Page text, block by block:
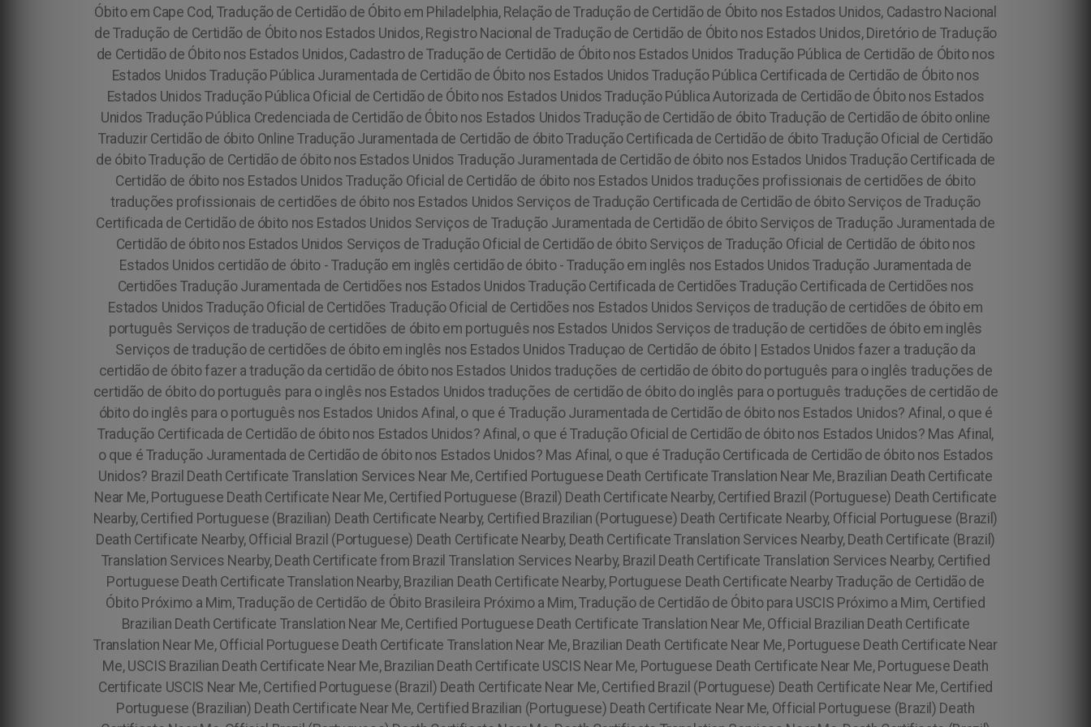
Óbito em Cape Cod, Tradução de Certidão de Óbito em Philadelphia, Relação de Tradução de Certidão de Óbito nos Estados Unidos, Cadastro Nacional
de Tradução de Certidão de Óbito nos Estados Unidos, Registro Nacional de Tradução de Certidão de Óbito nos Estados Unidos, Diretório de Tradução
de Certidão de Óbito nos Estados Unidos, Cadastro de Tradução de Certidão de Óbito nos Estados Unidos Tradução Pública de Certidão de Óbito nos
Estados Unidos Tradução Pública Juramentada de Certidão de Óbito nos Estados Unidos Tradução Pública Certificada de Certidão de Óbito nos
Estados Unidos Tradução Pública Oficial de Certidão de Óbito nos Estados Unidos Tradução Pública Autorizada de Certidão de Óbito nos Estados
Unidos Tradução Pública Credenciada de Certidão de Óbito nos Estados Unidos Tradução de Certidão de óbito Tradução de Certidão de óbito online
Traduzir Certidão de óbito Online Tradução Juramentada de Certidão de óbito Tradução Certificada de Certidão de óbito Tradução Oficial de Certidão
de óbito Tradução de Certidão de óbito nos Estados Unidos Tradução Juramentada de Certidão de óbito nos Estados Unidos Tradução Certificada de
Certidão de óbito nos Estados Unidos Tradução Oficial de Certidão de óbito nos Estados Unidos traduções profissionais de certidões de óbito
traduções profissionais de certidões de óbito nos Estados Unidos Serviços de Tradução Certificada de Certidão de óbito Serviços de Tradução
Certificada de Certidão de óbito nos Estados Unidos Serviços de Tradução Juramentada de Certidão de óbito Serviços de Tradução Juramentada de
Certidão de óbito nos Estados Unidos Serviços de Tradução Oficial de Certidão de óbito Serviços de Tradução Oficial de Certidão de óbito nos
Estados Unidos certidão de óbito - Tradução em inglês certidão de óbito - Tradução em inglês nos Estados Unidos Tradução Juramentada de
Certidões Tradução Juramentada de Certidões nos Estados Unidos Tradução Certificada de Certidões Tradução Certificada de Certidões nos
Estados Unidos Tradução Oficial de Certidões Tradução Oficial de Certidões nos Estados Unidos Serviços de tradução de certidões de óbito em
português Serviços de tradução de certidões de óbito em português nos Estados Unidos Serviços de tradução de certidões de óbito em inglês
Serviços de tradução de certidões de óbito em inglês nos Estados Unidos Traduçao de Certidão de óbito | Estados Unidos fazer a tradução da
certidão de óbito fazer a tradução da certidão de óbito nos Estados Unidos traduções de certidão de óbito do português para o inglês traduções de
certidão de óbito do português para o inglês nos Estados Unidos traduções de certidão de óbito do inglês para o português traduções de certidão de
óbito do inglês para o português nos Estados Unidos Afinal, o que é Tradução Juramentada de Certidão de óbito nos Estados Unidos? Afinal, o que é
Tradução Certificada de Certidão de óbito nos Estados Unidos? Afinal, o que é Tradução Oficial de Certidão de óbito nos Estados Unidos? Mas Afinal,
o que é Tradução Juramentada de Certidão de óbito nos Estados Unidos? Mas Afinal, o que é Tradução Certificada de Certidão de óbito nos Estados
Unidos? Brazil Death Certificate Translation Services Near Me, Certified Portuguese Death Certificate Translation Near Me, Brazilian Death Certificate
Near Me, Portuguese Death Certificate Near Me, Certified Portuguese (Brazil) Death Certificate Nearby, Certified Brazil (Portuguese) Death Certificate
Nearby, Certified Portuguese (Brazilian) Death Certificate Nearby, Certified Brazilian (Portuguese) Death Certificate Nearby, Official Portuguese (Brazil)
Death Certificate Nearby, Official Brazil (Portuguese) Death Certificate Nearby, Death Certificate Translation Services Nearby, Death Certificate (Brazil)
Translation Services Nearby, Death Certificate from Brazil Translation Services Nearby, Brazil Death Certificate Translation Services Nearby, Certified
Portuguese Death Certificate Translation Nearby, Brazilian Death Certificate Nearby, Portuguese Death Certificate Nearby Tradução de Certidão de
Óbito Próximo a Mim, Tradução de Certidão de Óbito Brasileira Próximo a Mim, Tradução de Certidão de Óbito para USCIS Próximo a Mim, Certified
Brazilian Death Certificate Translation Near Me, Certified Portuguese Death Certificate Translation Near Me, Official Brazilian Death Certificate
Translation Near Me, Official Portuguese Death Certificate Translation Near Me, Brazilian Death Certificate Near Me, Portuguese Death Certificate Near
Me, USCIS Brazilian Death Certificate Near Me, Brazilian Death Certificate USCIS Near Me, Portuguese Death Certificate Near Me, Portuguese Death
Certificate USCIS Near Me, Certified Portuguese (Brazil) Death Certificate Near Me, Certified Brazil (Portuguese) Death Certificate Near Me, Certified
Portuguese (Brazilian) Death Certificate Near Me, Certified Brazilian (Portuguese) Death Certificate Near Me, Official Portuguese (Brazil) Death